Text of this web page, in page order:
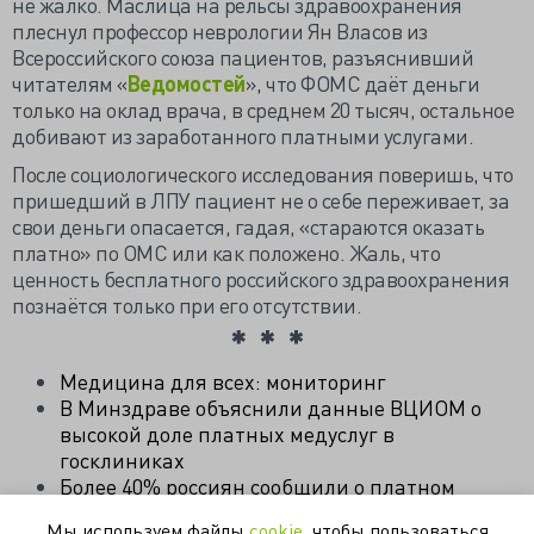
плеснул профессор неврологии Ян Власов из
Всероссийского союза пациентов, разъяснивший
читателям «Ведомостей», что ФОМС даёт деньги
только на оклад врача, в среднем 20 тысяч, остальное
добивают из заработанного платными услугами.
После социологического исследования поверишь, что
пришедший в ЛПУ пациент не о себе переживает, за
свои деньги опасается, гадая, «стараются оказать
платно» по ОМС или как положено. Жаль, что
ценность бесплатного российского здравоохранения
познаётся только при его отсутствии.
Медицина для всех: мониторинг
В Минздраве объяснили данные ВЦИОМ о
высокой доле платных медуслуг в
госклиниках
Более 40% россиян сообщили о платном